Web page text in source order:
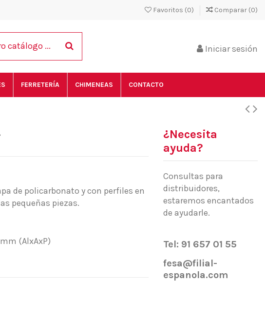
Favoritos (0) Comparar (0)
Iniciar sesión
FERRETERÍA CHIMENEAS CONTACTO
de policarbonato y con perfiles en
pequeñas piezas.
(AlxAxP)
¿Necesita
ayuda?
Consultas para
distribuidores,
estaremos encantados
de ayudarle.
Tel: 91 657 01 55
fesa@filial-
espanola.com